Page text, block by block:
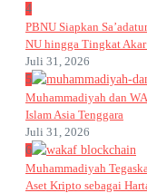
4
PBNU Siapkan
NU hingga Tingkat
Juli 31, 2026
5
Muhammadiyah dan
Islam Asia Tenggara
Juli 31, 2026
6
Muhammadiyah
Aset Kripto sebagai